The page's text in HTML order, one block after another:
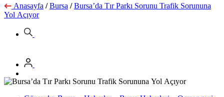
Anasayfa / Bursa / Bursa’da Tır Parkı Sorunu Trafik Sorununa
Yol Açıyor